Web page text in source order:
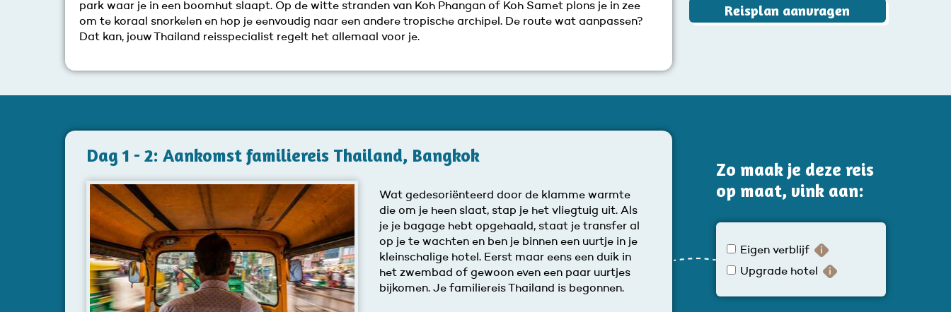
park waar je in een boomhut slaapt. Op de witte stranden van Koh Phangan of Koh Samet plons je in zee
om te koraal snorkelen en hop je eenvoudig naar een andere tropische archipel. De route wat aanpassen?
Dat kan, jouw Thailand reisspecialist regelt het allemaal voor je.
Reisplan aanvragen
Zo maak je deze reis
op maat, vink aan:
Dag 1 - 2: Aankomst familiereis Thailand, Bangkok
Wat gedesoriënteerd door de klamme warmte
die om je heen slaat, stap je het vliegtuig uit. Als
je je bagage hebt opgehaald, staat je transfer al
op je te wachten en ben je binnen een uurtje in je
kleinschalige hotel. Eerst maar eens een duik in
het zwembad of gewoon even een paar uurtjes
bijkomen. Je familiereis Thailand is begonnen.
Eigen verblijf
Upgrade hotel